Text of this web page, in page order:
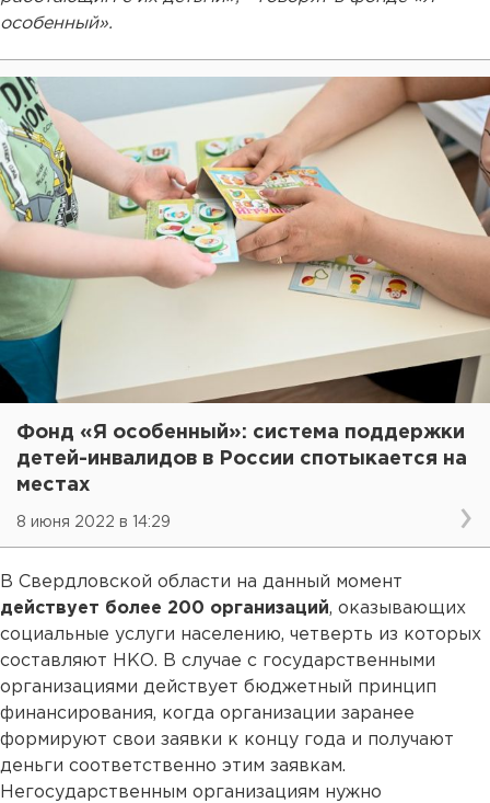
особенный».
Фонд «Я особенный»: система поддержки
детей-инвалидов в России спотыкается на
местах
8 июня 2022 в 14:29
В Свердловской области на данный момент
действует более 200 организаций, оказывающих
социальные услуги населению, четверть из которых
составляют НКО. В случае с государственными
организациями действует бюджетный принцип
финансирования, когда организации заранее
формируют свои заявки к концу года и получают
деньги соответственно этим заявкам.
Негосударственным организациям нужно